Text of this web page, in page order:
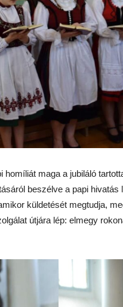
maga a jubiláló
beszélve a papi hivatás
küldetését megtudja,
útjára lép: elmegy